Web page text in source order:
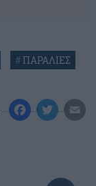
#ΠΑΡΑΛΙΕΣ